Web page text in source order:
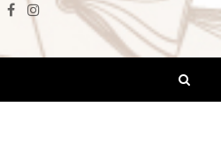
Facebook
Instagram